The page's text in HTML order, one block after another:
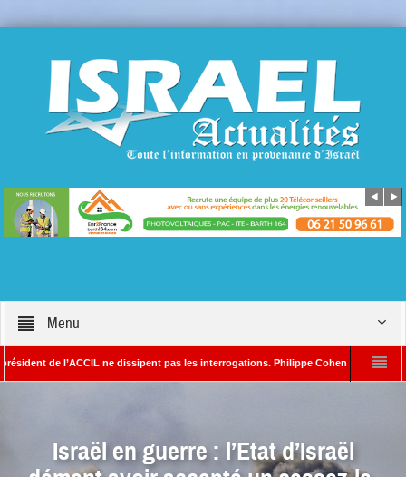
Menu
l’ACCIL ne dissipent pas les interrogations. Philippe Cohen annonce se
Israël en guerre : l’Etat d’Israël